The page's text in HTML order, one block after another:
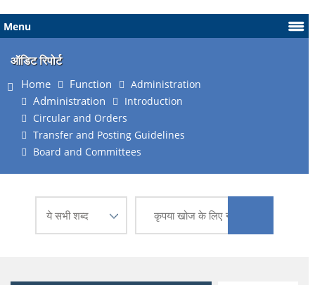
Menu
ऑडिट रिपोर्ट
Home Function Administration
Administration
Introduction
Circular and Orders
Transfer and Posting Guidelines
Board and Committees